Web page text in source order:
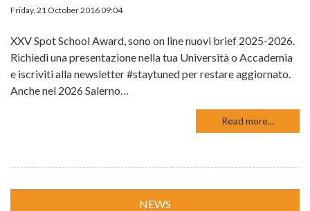
Friday, 21 October 2016 09:04
XXV Spot School Award, sono on line nuovi brief 2025-2026.
Richiedi una presentazione nella tua Università o Accademia
e iscriviti alla newsletter #staytuned per restare aggiornato.
Anche nel 2026 Salerno…
Read more...
NEWS